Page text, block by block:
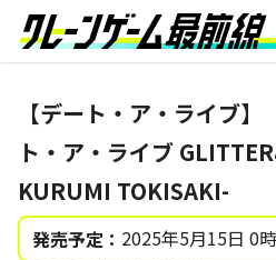
【デート・ア・ライブ
ト・ア・ライブ
KURUMI TOKISAKI-
発売予定： 2025年5月15日 0時